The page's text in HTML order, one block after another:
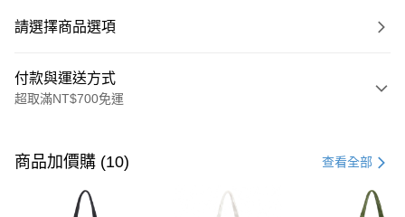
請選擇商品選項
付款與運送方式
超取滿NT$700免運
信用卡一次付款
超商取貨付款
商品加價購 (10) 查看全部